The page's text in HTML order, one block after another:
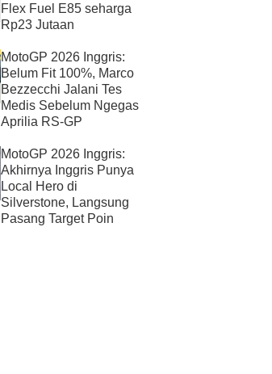
Flex Fuel E85 seharga
Rp23 Jutaan
MotoGP 2026 Inggris:
Belum Fit 100%, Marco
Bezzecchi Jalani Tes
Medis Sebelum Ngegas
Aprilia RS-GP
MotoGP 2026 Inggris:
Akhirnya Inggris Punya
Local Hero di
Silverstone, Langsung
Pasang Target Poin